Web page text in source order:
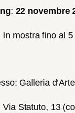
: 22 novembre
In mostra fino al
Galleria
Via Statuto, 13